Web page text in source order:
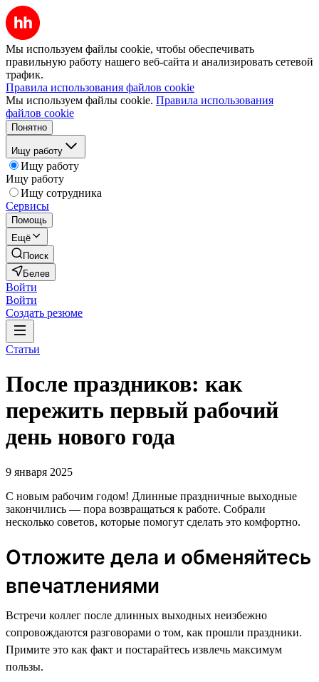
Мы используем файлы cookie, чтобы обеспечивать
правильную работу нашего веб-сайта и анализировать сетевой
трафик.
Правила использования файлов cookie
Мы используем файлы cookie. Правила использования
файлов cookie
Понятно
Ищу работу
Ищу работу
Ищу работу
Ищу сотрудника
Сервисы
Помощь
Ещё
Поиск
Белев
Войти
Войти
Создать резюме
Статьи
После праздников: как
пережить первый рабочий
день нового года
9 января 2025
С новым рабочим годом! Длинные праздничные выходные
закончились — пора возвращаться к работе. Собрали
несколько советов, которые помогут сделать это комфортно.
Отложите дела и обменяйтесь
впечатлениями
Встречи коллег после длинных выходных неизбежно
сопровождаются разговорами о том, как прошли праздники.
Примите это как факт и постарайтесь извлечь максимум
пользы.